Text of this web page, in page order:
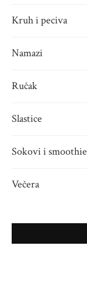
Kruh i peciva
Namazi
Ručak
Slastice
Sokovi i smoothie
Večera